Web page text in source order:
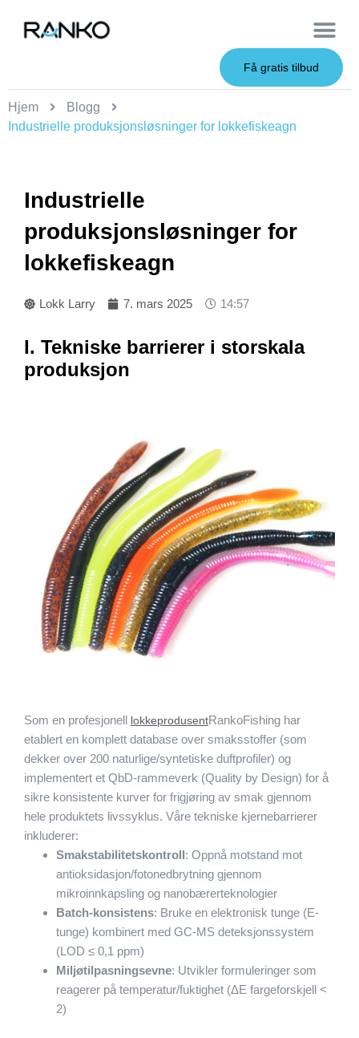
Få gratis tilbud
Hjem
Blogg
Industrielle produksjonsløsninger for lokkefiskeagn
Industrielle
produksjonsløsninger for
lokkefiskeagn
Lokk Larry 7. mars 2025 14:57
I. Tekniske barrierer i storskala
produksjon
Som en profesjonell lokkeprodusentRankoFishing har
etablert en komplett database over smaksstoffer (som
dekker over 200 naturlige/syntetiske duftprofiler) og
implementert et QbD-rammeverk (Quality by Design) for å
sikre konsistente kurver for frigjøring av smak gjennom
hele produktets livssyklus. Våre tekniske kjernebarrierer
inkluderer:
Smakstabilitetskontroll: Oppnå motstand mot
antioksidasjon/fotonedbrytning gjennom
mikroinnkapsling og nanobærerteknologier
Batch-konsistens: Bruke en elektronisk tunge (E-
tunge) kombinert med GC-MS deteksjonssystem
(LOD ≤ 0,1 ppm)
Miljøtilpasningsevne: Utvikler formuleringer som
reagerer på temperatur/fuktighet (ΔE fargeforskjell <
2)